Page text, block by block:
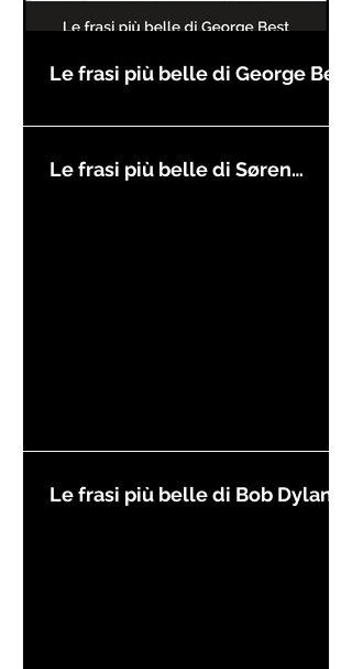
Le frasi più belle di George Best
Le frasi più belle di Søren
Le frasi più belle di Bob Dylan